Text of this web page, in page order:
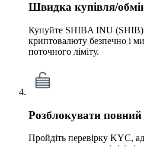
Швидка купівля/
Купуйте SHIBA INU (SHIB)
криптовалюту безпечно і
поточного ліміту.
Розблокувати повний
Пройдіть перевірку KYC,